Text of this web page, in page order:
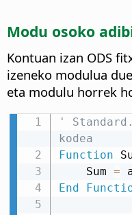
Modu osoko
Kontuan izan ODS
izeneko modulua
eta modulu horrek
'
kodea
Function
    Sum
=
End